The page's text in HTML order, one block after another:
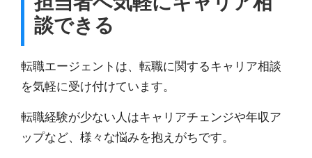
談できる
転職エージェントは、転職に関するキャリア相談
を気軽に受け付けています。
転職経験が少ない人はキャリアチェンジや年収ア
ップなど、様々な悩みを抱えがちです。